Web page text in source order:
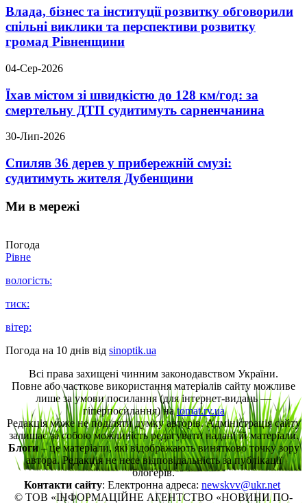
Влада, бізнес та інституції розвитку обговорили
спільні виклики та перспективи розвитку
громад Рівненщини
04-Сер-2026
Їхав містом зі швидкістю до 128 км/год: за
смертельну ДТП судитимуть сарненчанина
30-Лип-2026
Спиляв 36 дерев у прибережній смузі:
судитимуть жителя Дубенщини
Ми в мережі
Погода
Рівне
вологість:
тиск:
вітер:
Погода на 10 днів від sinoptik.ua
Всі права захищені чинним законодавством України.
Повне або часткове використання матеріалів сайту можливе
лише за умови посилання (для інтернет-видань —
гіперпосилання) наtomat.rv.ua
Редакція може не поділяти думку авторів. Адміністрація сайту
залишає за собою можливість редагувати надані їй матеріали.
Блоги– це матеріали, які відображають винятково точку зору
автора. Редакція не несе відповідальність за публікації
блогерів.
Контакти сайту: Електронна адреса: newskvv@ukr.net
© ТОВ «ІНФОРМАЦІЙНЕ АГЕНТСТВО «НОВИНИ ПО-